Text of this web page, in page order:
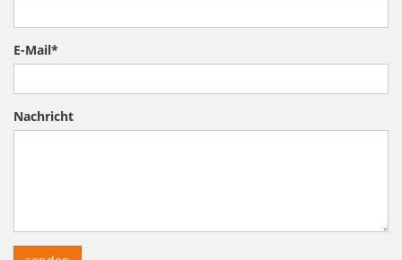
E-Mail*
Nachricht